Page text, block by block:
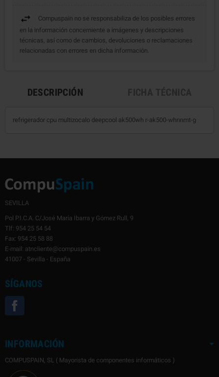
Compuspain no se responsabiliza de los posibles errores
en la información concerniente a imágenes y descripciones
técnicas, así como de cambios, devoluciones o reclamaciones
relacionadas con errores en dicha información.
DESCRIPCIÓN
refrigerador cpu multizocalo deepcool ak500wh r-ak500-whnnmt-g
SEVILLA
Pol P.I.C.A. C/José María Ibarra y Gómez Rull, 9
Tlf: 954 25 54 54
Fax: 954 25 58 88
E-mail: atncliente@compuspain.es
41007 - Sevilla - España
SÍGANOS
INFORMACIÓN
COMPUSPAIN, SL ( Mayorista de componentes informáticos )